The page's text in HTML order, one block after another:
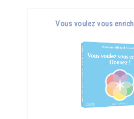
Vous voulez vous